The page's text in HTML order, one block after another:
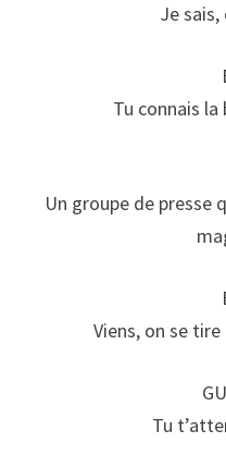
Je sais,
Tu connais
Un groupe de presse
Viens, on se
Tu